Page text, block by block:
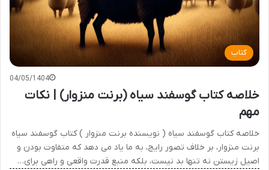
کتاب
04/05/1404
خلاصه کتاب گوسفند سیاه (برنت منزوار) | نکات
مهم
خلاصه کتاب گوسفند سیاه ( نویسنده برنت منزوار ) کتاب گوسفند سیاه
برنت منزوار، بر خلاف تصور رایج، به ما یاد می دهد که متفاوت بودن و
اصیل زیستن نه تنها بد نیست، بلکه منبع قدرت واقعی و راهی برای…